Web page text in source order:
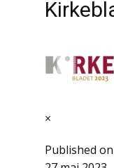
×
Published on